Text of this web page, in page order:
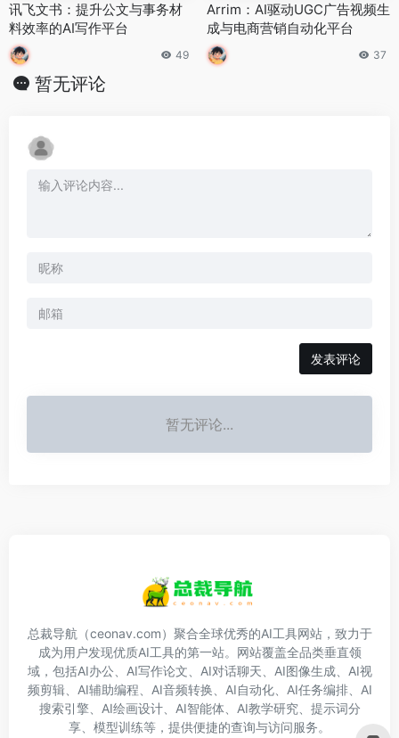
讯飞文书：提升公文与事务材
料效率的AI写作平台
49
Arrim：AI驱动UGC广告视频生
成与电商营销自动化平台
37
暂无评论
发表评论
暂无评论...
总裁导航（ceonav.com）聚合全球优秀的AI工具网站，致力于
成为用户发现优质AI工具的第一站。网站覆盖全品类垂直领
域，包括AI办公、AI写作论文、AI对话聊天、AI图像生成、AI视
频剪辑、AI辅助编程、AI音频转换、AI自动化、AI任务编排、AI
搜索引擎、AI绘画设计、AI智能体、AI教学研究、提示词分
享、模型训练等，提供便捷的查询与访问服务。